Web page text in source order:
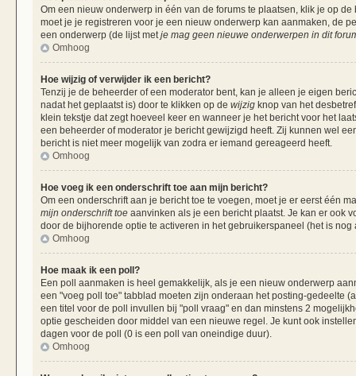
Om een nieuw onderwerp in één van de forums te plaatsen, klik je op
moet je je registreren voor je een nieuw onderwerp kan aanmaken, de
een onderwerp (de lijst met je mag geen nieuwe onderwerpen in dit
Omhoog
Hoe wijzig of verwijder ik een bericht?
Tenzij je de beheerder of een moderator bent, kan je alleen je eigen
nadat het geplaatst is) door te klikken op de wijzig knop van het
klein tekstje dat zegt hoeveel keer en wanneer je het bericht voor het
een beheerder of moderator je bericht gewijzigd heeft. Zij kunnen wel
bericht is niet meer mogelijk van zodra er iemand gereageerd heeft.
Omhoog
Hoe voeg ik een onderschrift toe aan mijn bericht?
Om een onderschrift aan je bericht toe te voegen, moet je er eerst één
mijn onderschrift toe aanvinken als je een bericht plaatst. Je kan er ook
door de bijhorende optie te activeren in het gebruikerspaneel (het is
Omhoog
Hoe maak ik een poll?
Een poll aanmaken is heel gemakkelijk, als je een nieuw onderwerp
een "voeg poll toe" tabblad moeten zijn onderaan het posting-gedeelte
een titel voor de poll invullen bij "poll vraag" en dan minstens 2
optie gescheiden door middel van een nieuwe regel. Je kunt ook
dagen voor de poll (0 is een poll van oneindige duur).
Omhoog